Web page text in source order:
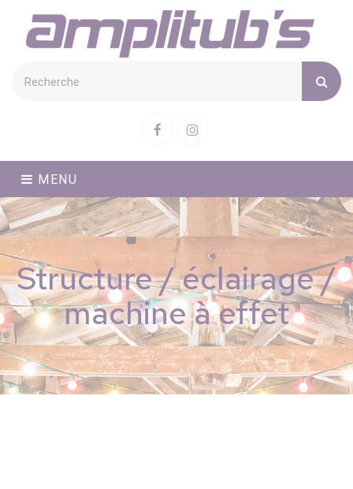
FacebookInstagram
MENU
Structure / éclairage /
machine à effet
Cookies management panel